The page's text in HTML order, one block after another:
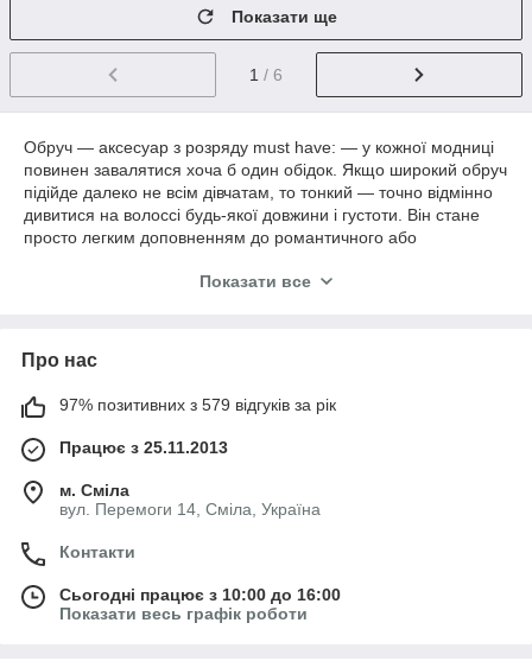
Показати ще
1 / 6
Обруч ― аксесуар з розряду must have: ― у кожної модниці
повинен завалятися хоча б один обідок. Якщо широкий обруч
підійде далеко не всім дівчатам, то тонкий ― точно відмінно
дивитися на волоссі будь-якої довжини і густоти. Він стане
просто легким доповненням до романтичного або
Обручі відмінно тримають волосся, вони дуже практичні для
матеріалу для їх виготовлення, то дизайнерам надано поле
трикотажу, пластика, металу. Зустрічаються також пов'язані
Обручі носять навколо голови, а справжнє призначення цього
аксесуара ― притримувати неслухняне волосся разом, не
дозволяти їм спадати на обличчя. Вони вже давно в моді,
обручів ― стрічки, діадеми, вінці, "налобники". Традиційно їх
ткали з шовку, оксамиту або парчі.
Але в наш час обручі просто на піку своєї популярності.
Зіграла в їх користь відома Періс Хілтон. Вона до обручів
Показати все
Про нас
97% позитивних з 579 відгуків за рік
Працює з 25.11.2013
м. Сміла
вул. Перемоги 14, Сміла, Україна
Контакти
Сьогодні працює з 10:00 до 16:00
Показати весь графік роботи